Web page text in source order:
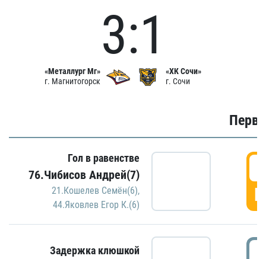
«Металлург Мг»
г. Магнитогорск
3:1
«ХК Сочи»
г. Сочи
Гол в равенстве
76.Чибисов Андрей(7)
21.Кошелев Семён(6),
44.Яковлев Егор К.(6)
Задержка клюшкой